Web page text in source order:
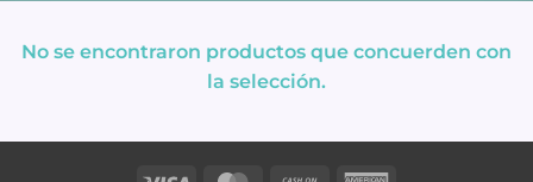
No se encontraron productos que concuerden con
la selección.